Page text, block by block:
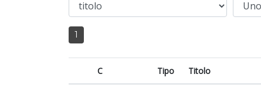
1
C Tipo Titolo